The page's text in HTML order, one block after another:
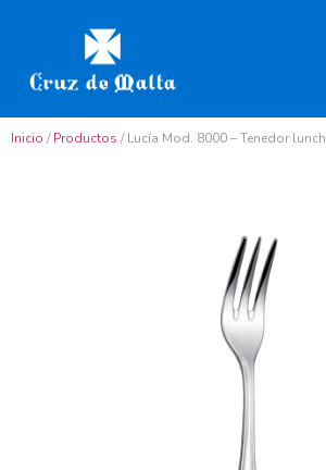
Inicio /Productos / Lucía Mod. 8000 – Tenedor lunch